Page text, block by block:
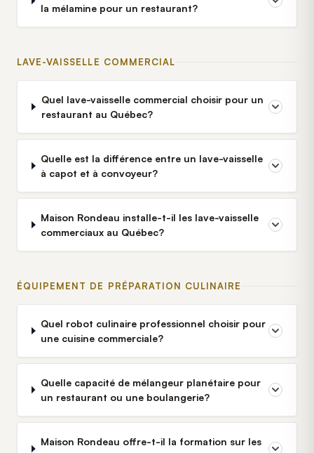
la mélamine pour un restaurant?
LAVE-VAISSELLE COMMERCIAL
Quel lave-vaisselle commercial choisir pour un
restaurant au Québec?
Quelle est la différence entre un lave-vaisselle
à capot et à convoyeur?
Maison Rondeau installe-t-il les lave-vaisselle
commerciaux au Québec?
ÉQUIPEMENT DE PRÉPARATION CULINAIRE
Quel robot culinaire professionnel choisir pour
une cuisine commerciale?
Quelle capacité de mélangeur planétaire pour
un restaurant ou une boulangerie?
Maison Rondeau offre-t-il la formation sur les